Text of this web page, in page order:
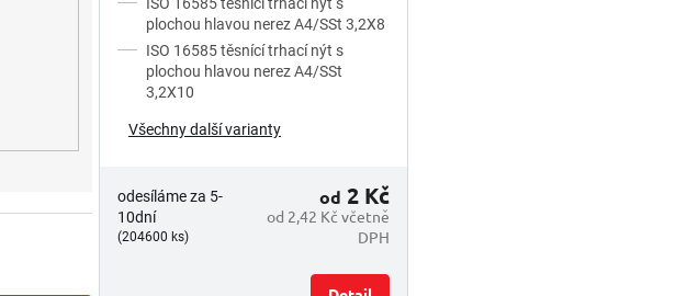
plochou hlavou nerez A4/SSt 3,2X8
ISO 16585 těsnící trhací nýt s
plochou hlavou nerez A4/SSt
3,2X10
Všechny další varianty
odesíláme za 5-
10dní
(204600 ks)
od 2,42 Kč včetně
DPH
od 2 Kč